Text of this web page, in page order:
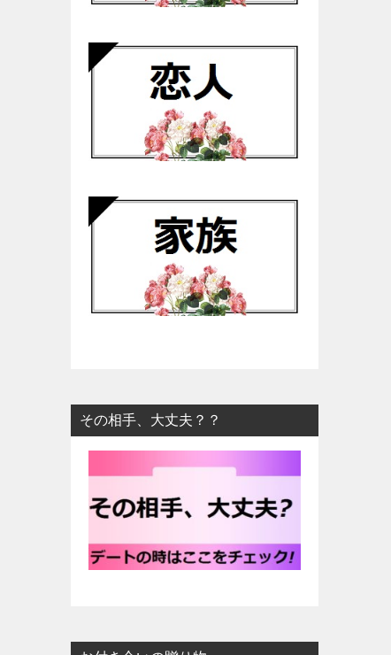
その相手、大丈夫？？